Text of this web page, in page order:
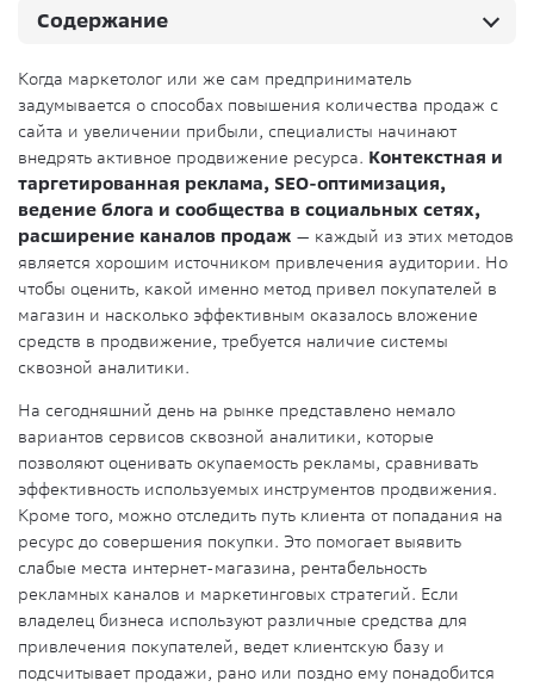
Когда маркетолог или же сам предприниматель
задумывается о способах повышения количества продаж с
сайта и увеличении прибыли, специалисты начинают
внедрять активное продвижение ресурса. Контекстная и
таргетированная реклама, SEO-оптимизация,
ведение блога и сообщества в социальных сетях,
расширение каналов продаж — каждый из этих методов
является хорошим источником привлечения аудитории. Но
чтобы оценить, какой именно метод привел покупателей в
магазин и насколько эффективным оказалось вложение
средств в продвижение, требуется наличие системы
сквозной аналитики.
На сегодняшний день на рынке представлено немало
вариантов сервисов сквозной аналитики, которые
позволяют оценивать окупаемость рекламы, сравнивать
эффективность используемых инструментов продвижения.
Кроме того, можно отследить путь клиента от попадания на
ресурс до совершения покупки. Это помогает выявить
слабые места интернет-магазина, рентабельность
рекламных каналов и маркетинговых стратегий. Если
владелец бизнеса используют различные средства для
привлечения покупателей, ведет клиентскую базу и
подсчитывает продажи, рано или поздно ему понадобится
Содержание